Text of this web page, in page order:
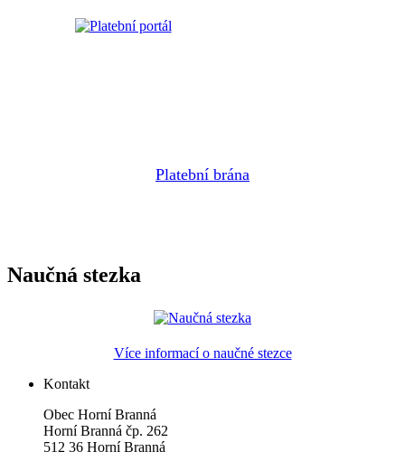
Platební brána
Naučná stezka
Více informací o naučné stezce
Kontakt
Obec Horní Branná
Horní Branná čp. 262
512 36 Horní Branná